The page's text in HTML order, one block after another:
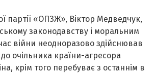
партії «ОПЗЖ», Віктор Медведчук,
законодавству і моральним
війни неодноразово здійснював
до очільника країни-агресора
крім того перебуває з останнім в